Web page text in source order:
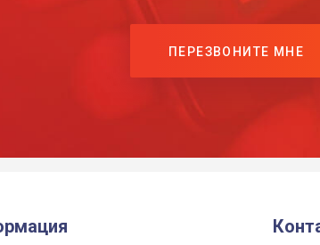
ПЕРЕЗВОНИТЕ МНЕ